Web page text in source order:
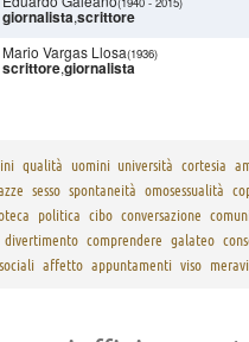
giornalista,scrittore
Mario Vargas Llosa(1936)
scrittore,giornalista
qualità uomini università cortesia
sesso spontaneità omosessualità
politica cibo conversazione
divertimento comprendere galateo
affetto appuntamenti viso